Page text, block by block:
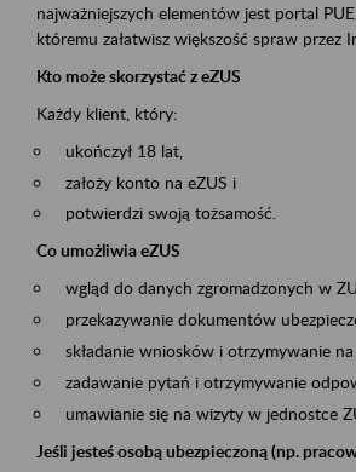
najważniejszych elementów jest portal
któremu załatwisz większość spraw przez
Kto może skorzystać z eZUS
Każdy klient, który:
ukończył 18 lat,
założy konto na eZUS i
potwierdzi swoją tożsamość.
Co umożliwia eZUS
wgląd do danych zgromadzonych w
przekazywanie dokumentów
składanie wniosków i otrzymywanie
zadawanie pytań i otrzymywanie
umawianie się na wizyty w jednostce
Jeśli jesteś osobą ubezpieczoną (np.